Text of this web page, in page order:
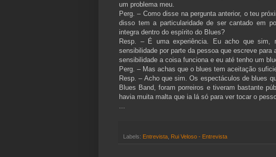
um problema meu.
Perg. – Como disse na pergunta anterior, o teu
disso tem a particularidade de ser cantado em
integra dentro do espírito do Blues?
Resp. – É uma experiência. Eu acho que
sensibilidade por parte da pessoa que escreve
sensibilidade a coisa funciona e eu até tenho um
Perg. – Mas achas que o blues tem aceitação
Resp. – Acho que sim. Os espectáculos de blues
Blues Band, foram porreiros e tiveram bastante
havia muita malta que ia lá só para ver tocar o
...
Labels: Entrevista Rui Veloso - Entrevista